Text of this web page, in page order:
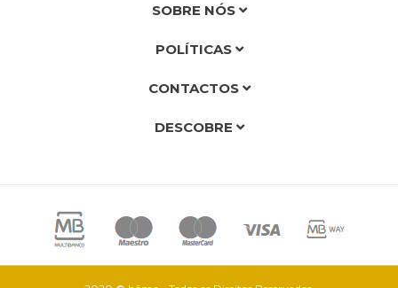
SOBRE NÓS
POLÍTICAS
CONTACTOS
DESCOBRE